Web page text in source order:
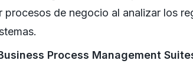
procesos de negocio al analizar los
Process Management